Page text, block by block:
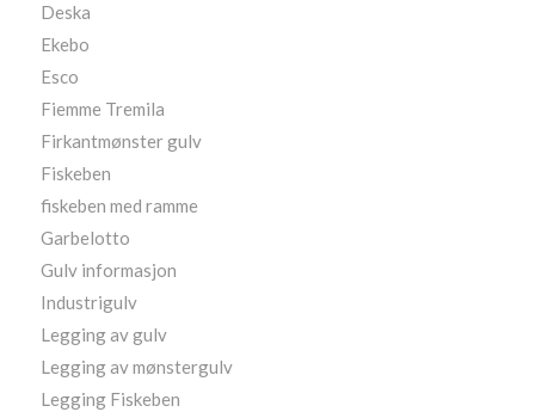
Deska
Ekebo
Esco
Fiemme Tremila
Firkantmønster gulv
Fiskeben
fiskeben med ramme
Garbelotto
Gulv informasjon
Industrigulv
Legging av gulv
Legging av mønstergulv
Legging Fiskeben